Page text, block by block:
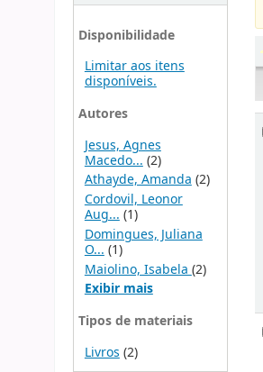
Disponibilidade
Limitar aos itens
disponíveis.
Autores
Jesus, Agnes
Macedo... (2)
Athayde, Amanda(2)
Cordovil, Leonor
Aug... (1)
Domingues, Juliana
O... (1)
Maiolino, Isabela (2)
Exibir mais
Tipos de materiais
Livros (2)